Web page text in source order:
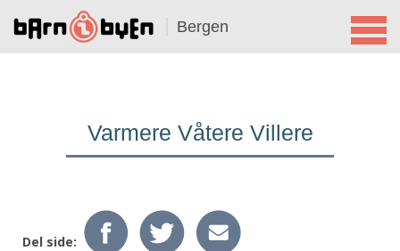
Bergen
Varmere Våtere Villere
Del side: